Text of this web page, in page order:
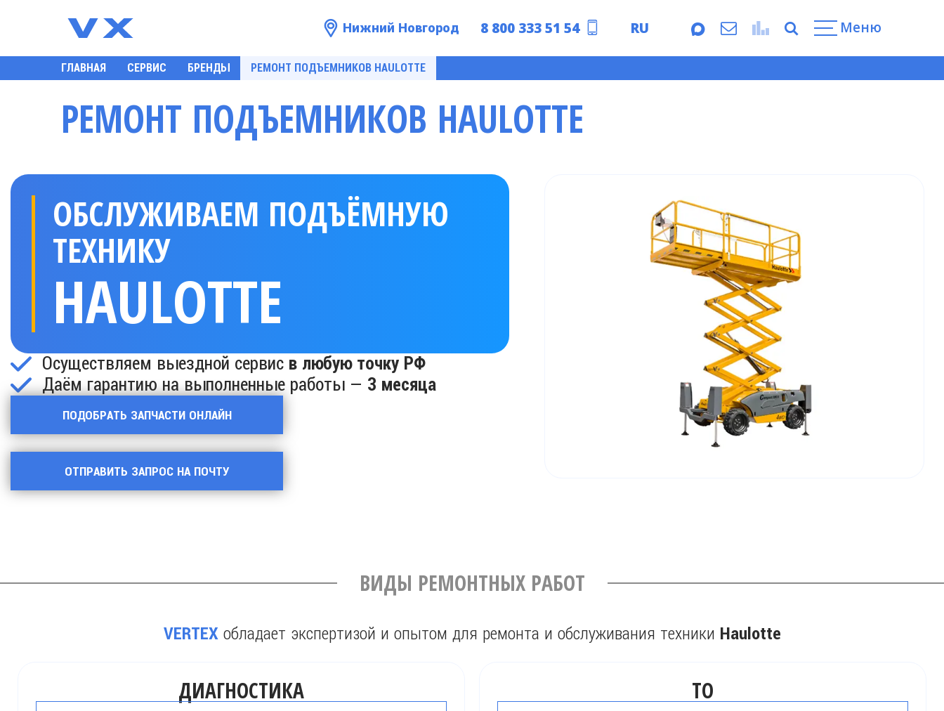
Нижний Новгород 8 800 333 51 54
RU
EN
Меню
ГЛАВНАЯ СЕРВИС БРЕНДЫ РЕМОНТ ПОДЪЕМНИКОВ HAULOTTE
РЕМОНТ ПОДЪЕМНИКОВ HAULOTTE
ОБСЛУЖИВАЕМ ПОДЪЁМНУЮ
ТЕХНИКУ
HAULOTTE
Осуществляем выездной сервис в любую точку РФ
Даём гарантию на выполненные работы — 3 месяца
ПОДОБРАТЬ ЗАПЧАСТИ ОНЛАЙН
ОТПРАВИТЬ ЗАПРОС НА ПОЧТУ
ВИДЫ РЕМОНТНЫХ РАБОТ
VERTEXобладает экспертизой и опытом для ремонта и обслуживания техники Haulotte
ДИАГНОСТИКА